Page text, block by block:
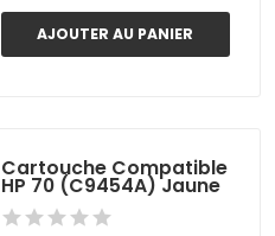
AJOUTER AU PANIER
Cartouche Compatible
HP 70 (C9454A) Jaune